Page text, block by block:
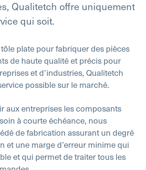
Qualitetch offre uniquement
qui soit.
plate pour fabriquer des pièces
de haute qualité et précis pour
et d’industries, Qualitetch
possible sur le marché.
aux entreprises les composants
à courte échéance, nous
de fabrication assurant un degré
et une marge d’erreur minime qui
et qui permet de traiter tous les